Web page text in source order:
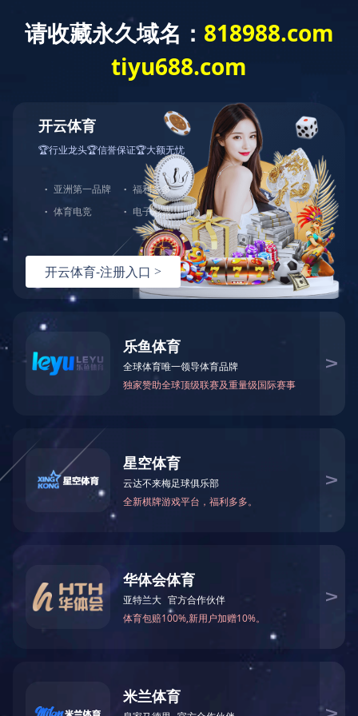
精品工程
园林景观
发布时间：2021-01-22 14:53:55 ／ 浏览：5665
没有下一篇